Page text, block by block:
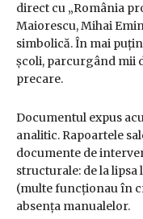
direct cu „România
Maiorescu, Mihai
simbolică. În mai
școli, parcurgând mii
precare.
Documentul expus
analitic. Rapoartele
documente de
structurale: de la
(multe funcționau în
absența manualelor.